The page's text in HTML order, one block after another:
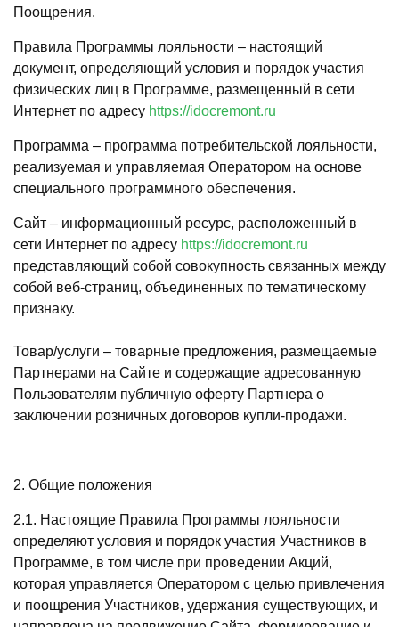
Поощрения.
Правила Программы лояльности – настоящий
документ, определяющий условия и порядок участия
физических лиц в Программе, размещенный в сети
Интернет по адресу https://idocremont.ru
Программа – программа потребительской лояльности,
реализуемая и управляемая Оператором на основе
специального программного обеспечения.
Сайт – информационный ресурс, расположенный в
сети Интернет по адресу https://idocremont.ru
представляющий собой совокупность связанных между
собой веб-страниц, объединенных по тематическому
признаку.
Товар/услуги – товарные предложения, размещаемые
Партнерами на Сайте и содержащие адресованную
Пользователям публичную оферту Партнера о
заключении розничных договоров купли-продажи.
2. Общие положения
2.1. Настоящие Правила Программы лояльности
определяют условия и порядок участия Участников в
Программе, в том числе при проведении Акций,
которая управляется Оператором с целью привлечения
и поощрения Участников, удержания существующих, и